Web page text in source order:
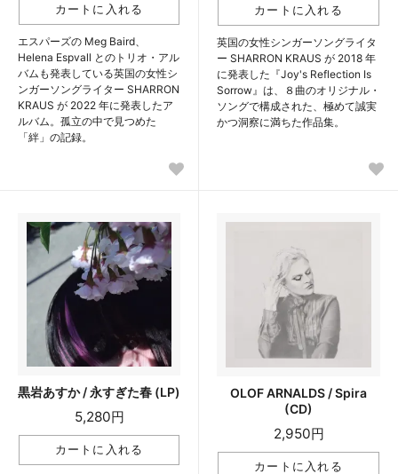
エスパーズの Meg Baird、
Helena Espvall とのトリオ・アル
バムも発表している英国の女性シ
ンガーソングライター SHARRON
KRAUS が 2022 年に発表したア
ルバム。孤立の中で見つめた
「絆」の記録。
英国の女性シンガーソングライタ
ー SHARRON KRAUS が 2018 年
に発表した『Joy's Reflection Is
Sorrow』は、８曲のオリジナル・
ソングで構成された、極めて誠実
かつ洞察に満ちた作品集。
黒岩あすか / 永すぎた春 (LP)
5,280円
OLOF ARNALDS / Spira
(CD)
2,950円